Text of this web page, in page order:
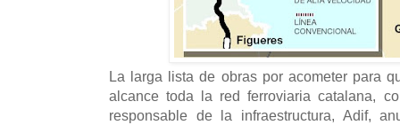
La larga lista de obras por acometer para
alcance toda la red ferroviaria catalana,
responsable de la infraestructura, Adif,